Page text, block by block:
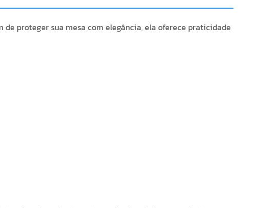
de proteger sua mesa com elegância, ela oferece praticidade